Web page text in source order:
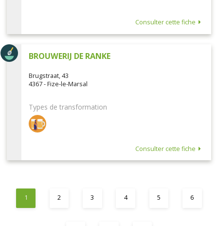
Consulter cette fiche
BROUWERIJ DE RANKE
Brugstraat, 43
4367 - Fize-le-Marsal
Types de transformation
Consulter cette fiche
1 2 3 4 5 6